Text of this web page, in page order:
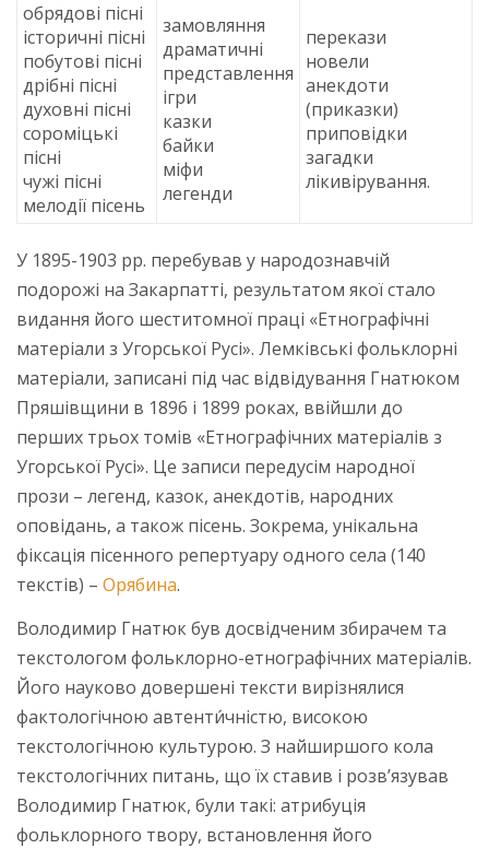
обрядові пісні
історичні пісні
побутові пісні
дрібні пісні
духовні пісні
сороміцькі
пісні
чужі пісні
мелодії пісень
замовляння
драматичні
представлення
ігри
казки
байки
міфи
легенди
перекази
новели
анекдоти
(приказки)
приповідки
загадки
лікивірування.
У 1895-1903 рр. перебував у народознавчій
подорожі на Закарпатті, результатом якої стало
видання його шеститомної праці «Етнографічні
матеріали з Угорської Русі». Лемківські фольклорні
матеріали, записані під час відвідування Гнатюком
Пряшівщини в 1896 і 1899 роках, ввійшли до
перших трьох томів «Етнографічних матеріалів з
Угорської Русі». Це записи передусім народної
прози – легенд, казок, анекдотів, народних
оповідань, а також пісень. Зокрема, унікальна
фіксація пісенного репертуару одного села (140
текстів) – Орябина.
Володимир Гнатюк був досвідченим збирачем та
текстологом фольклорно-етнографічних матеріалів.
Його науково довершені тексти вирізнялися
фактологічною автенти́чністю, високою
текстологічною культурою. З найширшого кола
текстологічних питань, що їх ставив і розв’язував
Володимир Гнатюк, були такі: атрибуція
фольклорного твору, встановлення його